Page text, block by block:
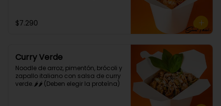
$7.290
Curry Verde
Noodle de arroz, pimentón, brócoli y
zapallo italiano con salsa de curry
verde.🌶🌶 (Deben elegir la proteína)